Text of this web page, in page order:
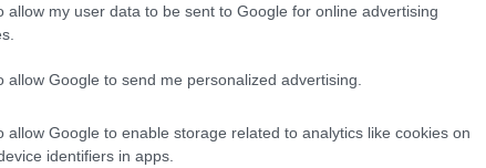
allow my user data to be sent to Google for online advertising
allow Google to send me personalized advertising.
allow Google to enable storage related to analytics like cookies on
identifiers in apps.
Skoda Fabia Motorsport Edition
Pod maską znajdziecie tutaj silnik 1.5
oraz 250 Nm momentu obrotowego.